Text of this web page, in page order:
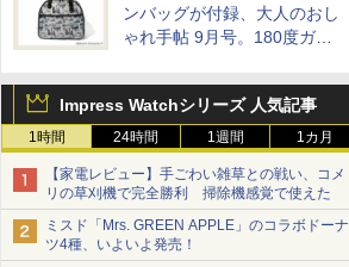
ンバッグが付録、大人のおし
ゃれ手帖 9月号。180度ガバ
Impress Watchシリーズ 人気記事
1時間 24時間 1週間 1カ月
【家電レビュー】手ごわい雑草との戦い、コメ
リの草刈機で完全勝利 掃除機感覚で使えた
ミスド「Mrs. GREEN APPLE」のコラボドーナ
ツ4種、いよいよ発売！